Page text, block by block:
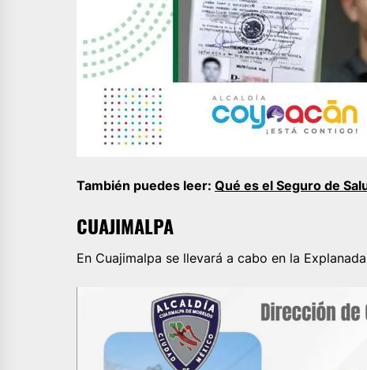
También puedes leer: Qué es el Seguro de
CUAJIMALPA
En Cuajimalpa se llevará a cabo en la